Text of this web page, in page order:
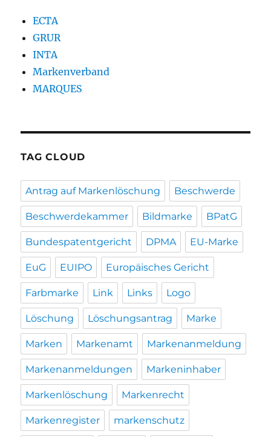
ECTA
GRUR
INTA
Markenverband
MARQUES
TAG CLOUD
Antrag auf Markenlöschung Beschwerde
Beschwerdekammer Bildmarke BPatG
Bundespatentgericht DPMA EU-Marke
EuG EUIPO Europäisches Gericht
Farbmarke Link Links Logo
Löschung Löschungsantrag Marke
Marken Markenamt Markenanmeldung
Markenanmeldungen Markeninhaber
Markenlöschung Markenrecht
Markenregister markenschutz